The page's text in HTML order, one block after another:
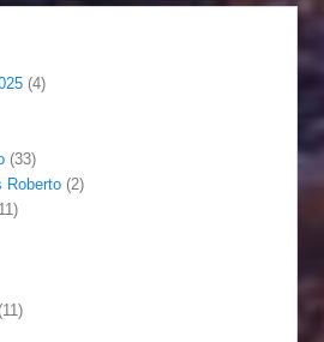
(4)
(33)
Roberto(2)
(11)